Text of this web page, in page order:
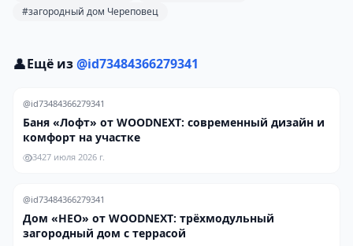
#загородный дом Череповец
👤Ещё из@id73484366279341
@id73484366279341
Баня «Лофт» от WOODNEXT: современный дизайн и
комфорт на участке
3427 июля 2026 г.
@id73484366279341
Дом «НЕО» от WOODNEXT: трёхмодульный
загородный дом с террасой